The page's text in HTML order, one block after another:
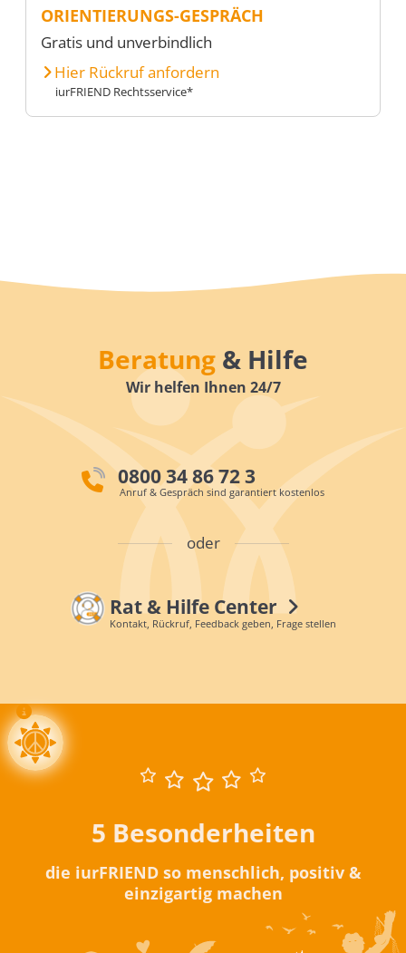
ORIENTIERUNGS-GESPRÄCH
Gratis und unverbindlich
Hier Rückruf anfordern
iurFRIEND Rechtsservice*
Beratung & Hilfe
Wir helfen Ihnen 24/7
0800 34 86 72 3
Anruf & Gespräch sind garantiert kostenlos
oder
Rat & Hilfe Center
Kontakt, Rückruf, Feedback geben, Frage stellen
5 Besonderheiten
die iurFRIEND so menschlich, positiv &
einzigartig machen